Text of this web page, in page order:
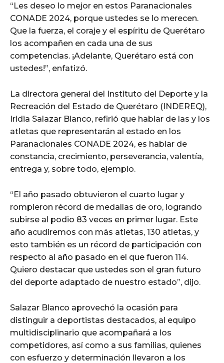
“Les deseo lo mejor en estos Paranacionales
CONADE 2024, porque ustedes se lo merecen.
Que la fuerza, el coraje y el espíritu de Querétaro
los acompañen en cada una de sus
competencias. ¡Adelante, Querétaro está con
ustedes!”, enfatizó.
La directora general del Instituto del Deporte y la
Recreación del Estado de Querétaro (INDEREQ),
Iridia Salazar Blanco, refirió que hablar de las y los
atletas que representarán al estado en los
Paranacionales CONADE 2024, es hablar de
constancia, crecimiento, perseverancia, valentía,
entrega y, sobre todo, ejemplo.
“El año pasado obtuvieron el cuarto lugar y
rompieron récord de medallas de oro, logrando
subirse al podio 83 veces en primer lugar. Este
año acudiremos con más atletas, 130 atletas, y
esto también es un récord de participación con
respecto al año pasado en el que fueron 114.
Quiero destacar que ustedes son el gran futuro
del deporte adaptado de nuestro estado”, dijo.
Salazar Blanco aprovechó la ocasión para
distinguir a deportistas destacados, al equipo
multidisciplinario que acompañará a los
competidores, así como a sus familias, quienes
con esfuerzo y determinación llevaron a los